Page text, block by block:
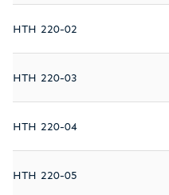
HTH 220-02
HTH 220-03
HTH 220-04
HTH 220-05